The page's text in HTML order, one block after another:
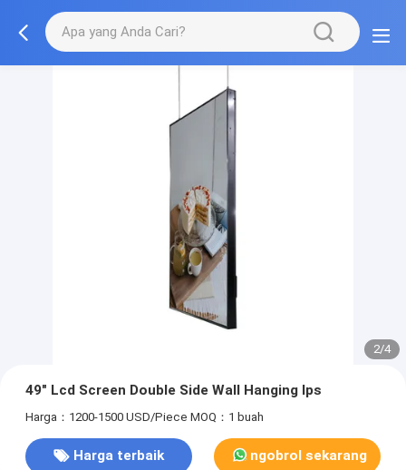
2/4
49" Lcd Screen Double Side Wall Hanging Ips
Harga：1200-1500 USD/Piece MOQ：1 buah
Harga terbaik ngobrol sekarang